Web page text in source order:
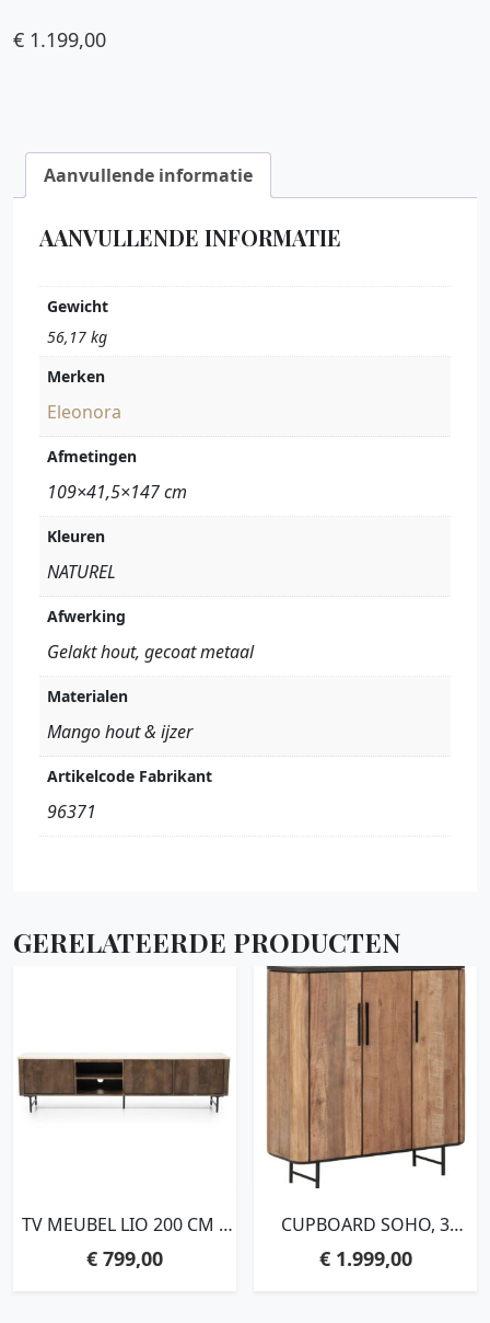
€ 1.199,00
Aanvullende informatie
AANVULLENDE INFORMATIE
Gewicht
56,17 kg
Merken
Eleonora
Afmetingen
109×41,5×147 cm
Kleuren
NATUREL
Afwerking
Gelakt hout, gecoat metaal
Materialen
Mango hout & ijzer
Artikelcode Fabrikant
96371
GERELATEERDE PRODUCTEN
TV MEUBEL LIO 200 CM –
€799,00
CUPBOARD SOHO, 3
RECYCLED TEAKWOOD
€1.999,00